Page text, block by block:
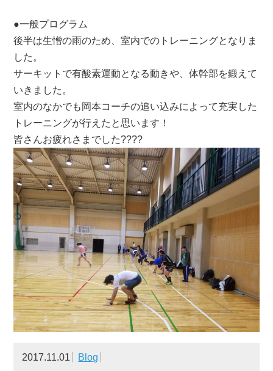
●一般プログラム
後半は生憎の雨のため、室内でのトレーニングとなりま
した。
サーキットで有酸素運動となる動きや、体幹部を鍛えて
いきました。
室内のなかでも岡本コーチの追い込みによって充実した
トレーニングが行えたと思います！
皆さんお疲れさまでした????
2017.11.01 Blog